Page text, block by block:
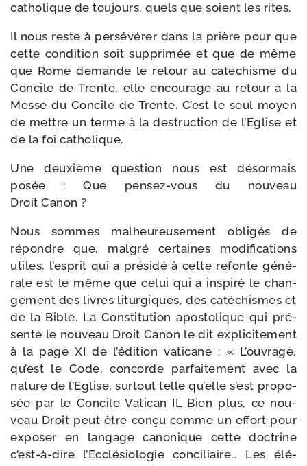
catho­lique de tou­jours, quels que soient les rites.
Il nous reste à per­sé­vé­rer dans la prière pour que
cette condi­tion soit sup­pri­mée et que de même
que Rome demande le retour au caté­chisme du
Concile de Trente, elle encou­rage au retour à la
Messe du Concile de Trente. C’est le seul moyen
de mettre un terme à la des­truc­tion de l’Eglise et
de la foi catholique.
Une deuxième ques­tion nous est désor­mais
posée : Que pensez-​vous du nou­veau
Droit Canon ?
Nous sommes mal­heu­reu­se­ment obli­gés de
répondre que, mal­gré cer­taines modi­fi­ca­tions
utiles, l’esprit qui a pré­si­dé à cette refonte géné­
rale est le même que celui qui a ins­pi­ré le chan­
ge­ment des livres litur­giques, des caté­chismes et
de la Bible. La Constitution apos­to­lique qui pré­
sente le nou­veau Droit Canon le dit expli­ci­te­ment
à la page XI de l’édition vati­cane : « L’ouvrage,
qu’est le Code, concorde par­fai­te­ment avec la
nature de l’Eglise, sur­tout telle qu’elle s’est pro­po­
sée par le Concile Vatican IL Bien plus, ce nou­
veau Droit peut être conçu comme un effort pour
expo­ser en lan­gage cano­nique cette doc­trine
c’est-à-dire l’Ecclésiologie conci­liaire… Les élé­